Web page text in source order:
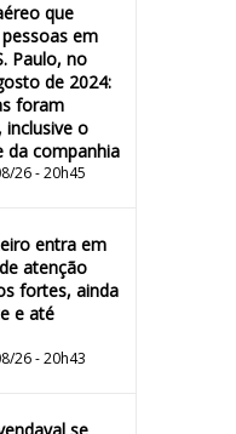
que
em
Paulo, no
de 2024:
foram
inclusive o
da companhia
26 - 20h45
entra em
atenção
fortes, ainda
e até
26 - 20h43